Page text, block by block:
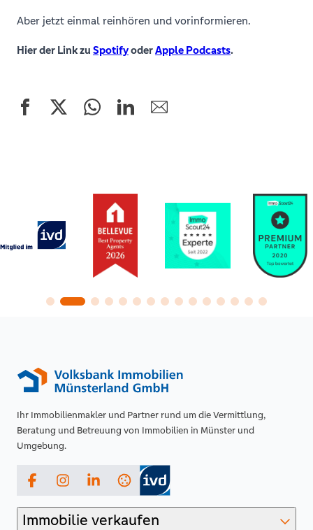
Aber jetzt einmal reinhören und vorinformieren.
Hier der Link zu SpotifyoderApple Podcasts.
Ihr Immobilienmakler und Partner rund um die Vermittlung,
Beratung und Betreuung von Immobilien in Münster und
Umgebung.
FacebookInstagramLinkedIn
Immobilie verkaufen